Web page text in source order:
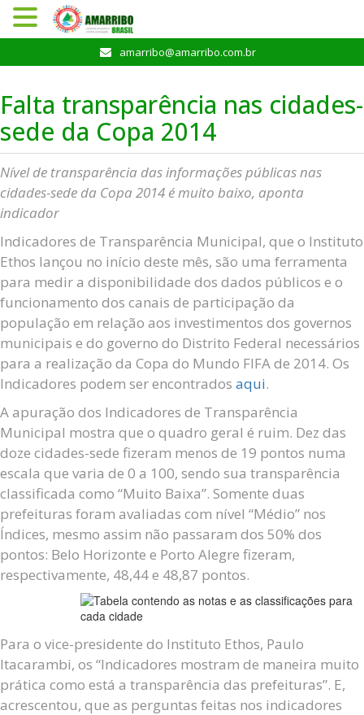
para
conteúdo
amarribo@amarribo.com.br
Falta transparência nas cidades-
sede da Copa 2014
Nível de transparência das informações públicas nas
cidades-sede da Copa 2014 é muito baixo, aponta
indicador
Indicadores de Transparência Municipal, que o Instituto
Ethos lançou no início deste mês, são uma ferramenta
para medir a disponibilidade dos dados públicos e o
funcionamento dos canais de participação da
população em relação aos investimentos dos governos
municipais e do governo do Distrito Federal necessários
para a realização da Copa do Mundo FIFA de 2014. Os
Indicadores podem ser encontrados aqui.
A apuração dos Indicadores de Transparência
Municipal mostra que o quadro geral é ruim. Dez das
doze cidades-sede fizeram menos de 19 pontos numa
escala que varia de 0 a 100, sendo sua transparência
classificada como “Muito Baixa”. Somente duas
prefeituras foram avaliadas com nível “Médio” nos
Índices, mesmo assim não passaram dos 50% dos
pontos: Belo Horizonte e Porto Alegre fizeram,
respectivamente, 48,44 e 48,87 pontos.
Para o vice-presidente do Instituto Ethos, Paulo
Itacarambi, os “Indicadores mostram de maneira muito
prática como está a transparência das prefeituras”. E,
acrescentou, que as perguntas feitas nos indicadores